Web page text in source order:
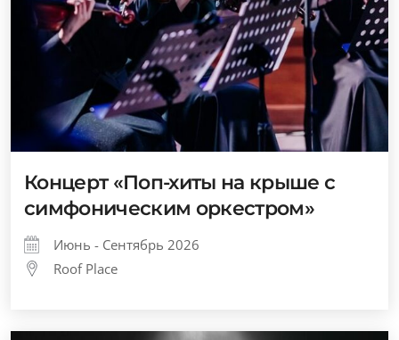
Концерт «Поп-хиты на крыше с
симфоническим оркестром»
Июнь - Сентябрь 2026
Roof Place